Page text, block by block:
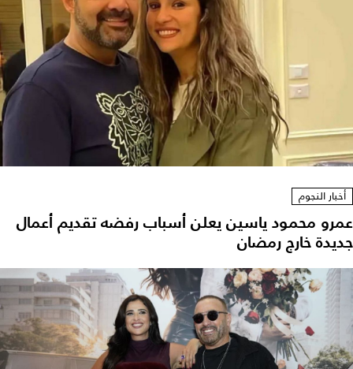
أخبار النجوم
عمرو محمود ياسين يعلن أسباب رفضه تقديم أعمال
جديدة خارج رمضان